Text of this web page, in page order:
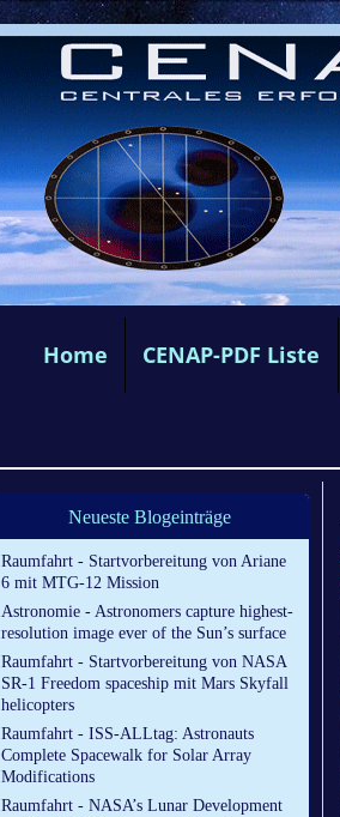
Home CENAP-PDF Liste
Neueste Blogeinträge
Raumfahrt - Startvorbereitung von Ariane
6 mit MTG-12 Mission
Astronomie - Astronomers capture highest-
resolution image ever of the Sun’s surface
Raumfahrt - Startvorbereitung von NASA
SR-1 Freedom spaceship mit Mars Skyfall
helicopters
Raumfahrt - ISS-ALLtag: Astronauts
Complete Spacewalk for Solar Array
Modifications
Raumfahrt - NASA’s Lunar Development